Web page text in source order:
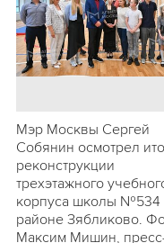
Мэр Москвы Сергей
Собянин осмотрел
реконструкции
трехэтажного
корпуса школы №534
районе Зябликово.
Максим Мишин,